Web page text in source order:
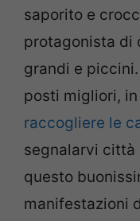
saporito e
protagonista di
grandi e
posti migliori,
raccogliere le
segnalarvi città
questo
manifestazioni